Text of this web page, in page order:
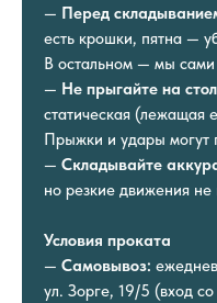
— Перед
есть крошки, пятна —
В остальном — мы сами
— Не прыгайте на
статическая (лежащая
Прыжки и удары могут
— Складывайте
но резкие движения
Условия проката
— Самовывоз:
ул. Зорге, 19/5 (вход